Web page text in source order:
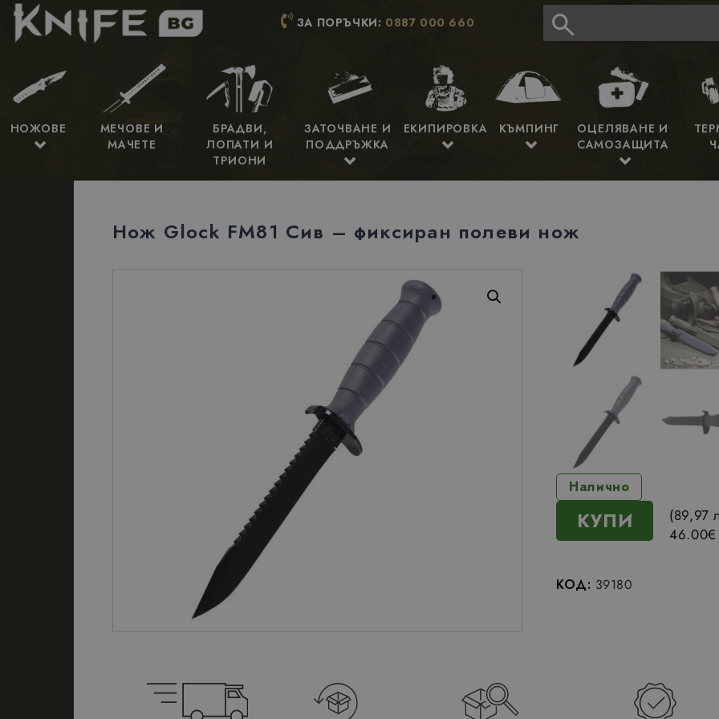
ЗА ПОРЪЧКИ: 0887 000 660
НОЖОВЕ
МЕЧОВЕ И
МАЧЕТЕ
БРАДВИ,
ЛОПАТИ И
ТРИОНИ
ЗАТОЧВАНЕ И
ПОДДРЪЖКА
ЕКИПИРОВКА КЪМПИНГ
ОЦЕЛЯВАНЕ И
САМОЗАЩИТА
Нож Glock FM81 Сив – фиксиран полеви нож
Налично
КУПИ 46.00€
(89,97
КОД: 39180